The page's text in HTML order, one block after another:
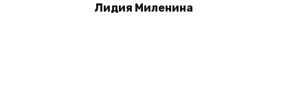
Лидия Миленина